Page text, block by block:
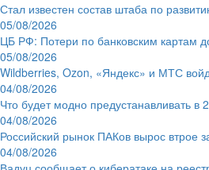
Стал известен состав штаба по
05/08/2026
ЦБ РФ: Потери по банковским картам
05/08/2026
Wildberries, Ozon, «Яндекс» и МТС
04/08/2026
Что будет модно предустанавливать в
04/08/2026
Российский рынок ПАКов вырос втрое
04/08/2026